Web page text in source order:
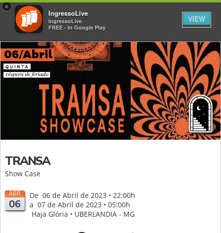
×
IngressoLive
IngressoLive
FREE - In Google Play
VIEW
TRANSA
Show Case
ABR
06
De 06 de Abril de 2023 • 22:00h
a 07 de Abril de 2023 • 05:00h
Haja Glória • UBERLANDIA - MG